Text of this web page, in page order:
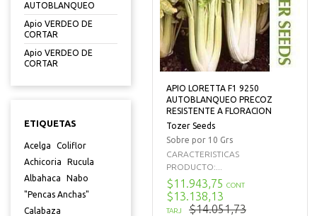
AUTOBLANQUEO
Apio VERDEO DE
CORTAR
Apio VERDEO DE
CORTAR
ETIQUETAS
Acelga
Coliflor
Achicoria
Rucula
Albahaca
Nabo
"Pencas Anchas"
Calabaza
APIO LORETTA F1 9250
AUTOBLANQUEO PRECOZ
RESISTENTE A FLORACION
Tozer Seeds
Sobre por 10 Grs
CARACTERISTICAS
PRODUCTO:...
$11.943,75 CONT
$13.138,13
TARJ $14.051,73